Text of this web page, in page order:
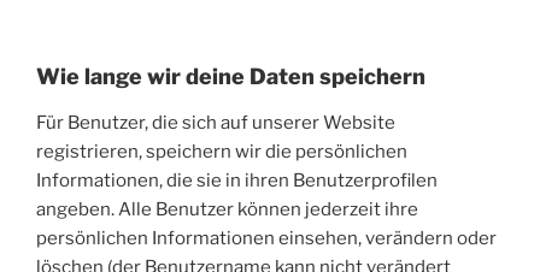
Wie lange wir deine Daten speichern
Für Benutzer, die sich auf unserer Website
registrieren, speichern wir die persönlichen
Informationen, die sie in ihren Benutzerprofilen
angeben. Alle Benutzer können jederzeit ihre
persönlichen Informationen einsehen, verändern oder
löschen (der Benutzername kann nicht verändert